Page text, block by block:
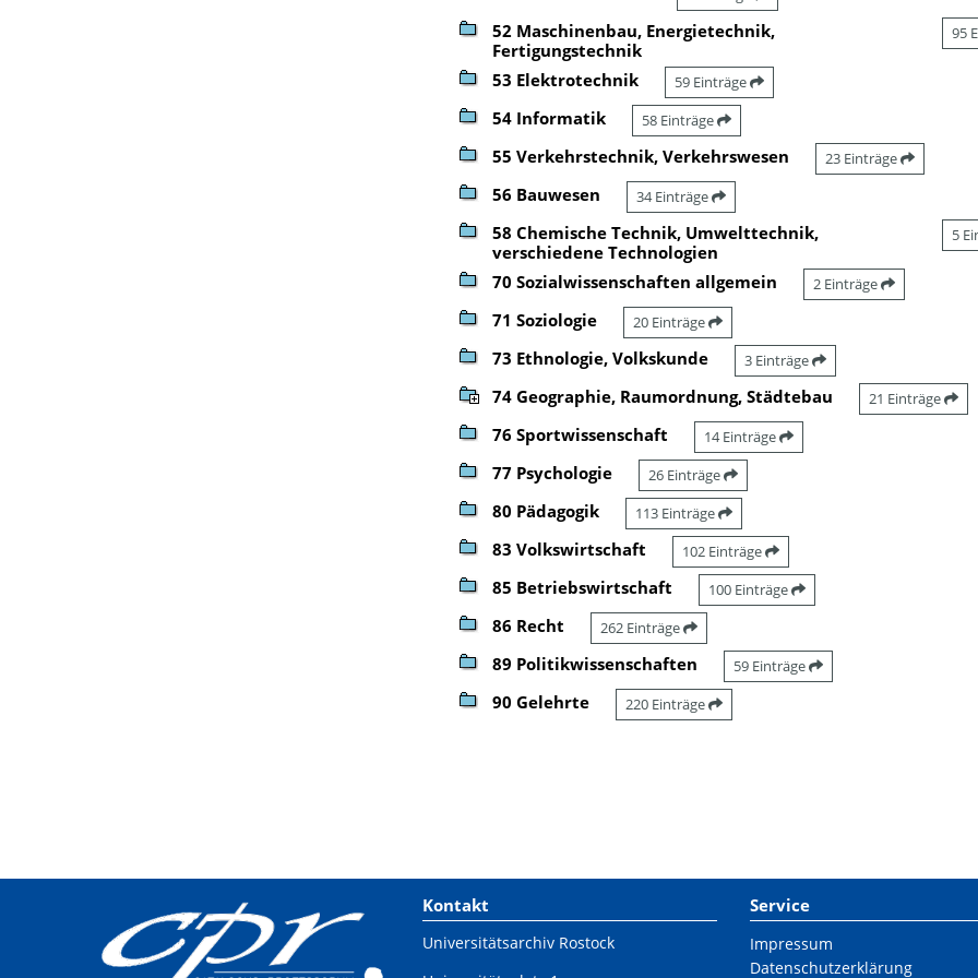
52 Maschinenbau, Energietechnik,
Fertigungstechnik
95
53 Elektrotechnik 59 Einträge
54 Informatik 58 Einträge
55 Verkehrstechnik, Verkehrswesen 23 Einträge
56 Bauwesen 34 Einträge
58 Chemische Technik, Umwelttechnik,
verschiedene Technologien
5
70 Sozialwissenschaften allgemein 2 Einträge
71 Soziologie 20 Einträge
73 Ethnologie, Volkskunde 3 Einträge
74 Geographie, Raumordnung, Städtebau 21 Einträge
76 Sportwissenschaft 14 Einträge
77 Psychologie 26 Einträge
80 Pädagogik 113 Einträge
83 Volkswirtschaft 102 Einträge
85 Betriebswirtschaft 100 Einträge
86 Recht 262 Einträge
89 Politikwissenschaften 59 Einträge
90 Gelehrte 220 Einträge
Kontakt
Universitätsarchiv Rostock
Service
Impressum
Datenschutzerklärung